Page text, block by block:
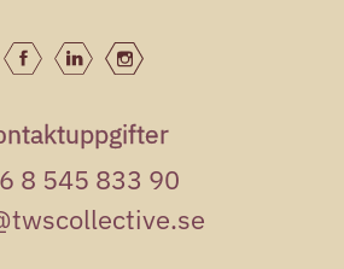
8 545 833 90